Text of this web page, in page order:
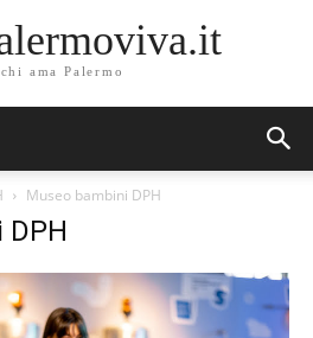
ama Palermo
Museo bambini DPH